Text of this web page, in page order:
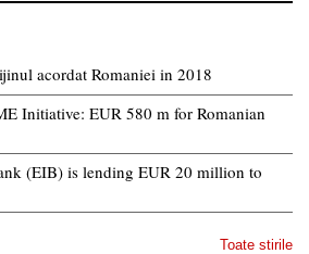
acordat Romaniei in 2018
Initiative: EUR 580 m for Romanian
(EIB) is lending EUR 20 million to
Toate stirile